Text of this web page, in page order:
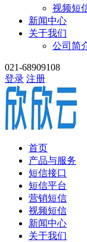
视频短
新闻中心
关于我们
公司简
021-68909108
登录 注册
首页
产品与服务
短信接口
短信平台
营销短信
视频短信
新闻中心
关于我们